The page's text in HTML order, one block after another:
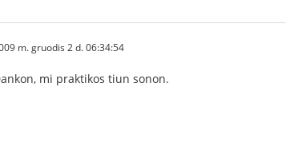
m. gruodis 2 d. 06:34:54
mi praktikos tiun sonon.